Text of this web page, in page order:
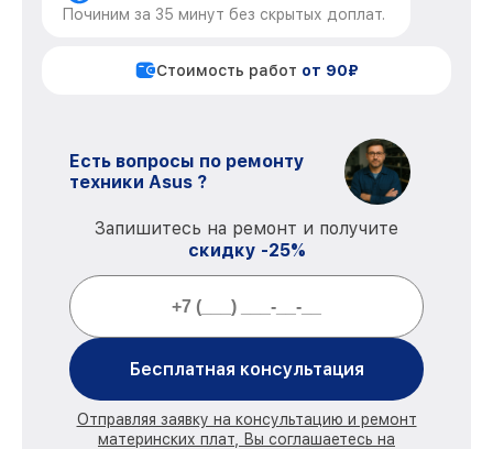
Починим за 35 минут без скрытых доплат.
Стоимость работ от 90₽
Есть вопросы по ремонту
техники Asus ?
Запишитесь на ремонт и получите
скидку -25%
Бесплатная консультация
Отправляя заявку на консультацию и ремонт
материнских плат, Вы соглашаетесь на